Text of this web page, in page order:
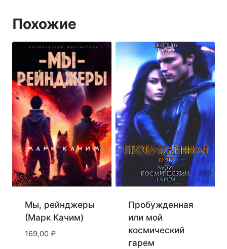
Похожие
Мы, рейнджеры
(Марк Качим)
169,00 ₽
Пробужденная
или мой
космический
гарем